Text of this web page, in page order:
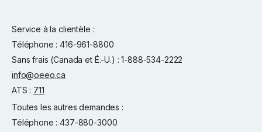
Service à la clientèle :
Téléphone : 416-961-8800
Sans frais (Canada et É.-U.) : 1-888-534-2222
info@oeeo.ca
ATS : 711
Toutes les autres demandes :
Téléphone : 437-880-3000